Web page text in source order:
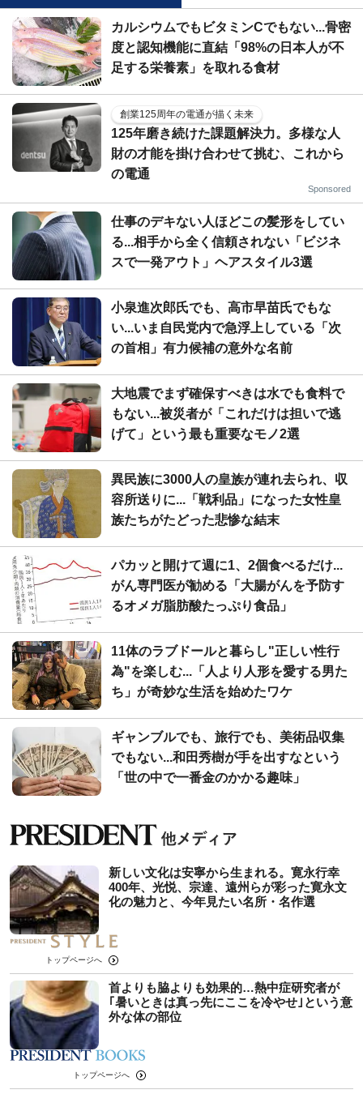
カルシウムでもビタミンCでもない...骨密
度と認知機能に直結「98%の日本人が不
足する栄養素」を取れる食材
創業125周年の電通が描く未来
125年磨き続けた課題解決力。多様な人
財の才能を掛け合わせて挑む、これから
の電通
Sponsored
仕事のデキない人ほどこの髪形をしてい
る...相手から全く信頼されない「ビジネ
スで一発アウト」ヘアスタイル3選
小泉進次郎氏でも、高市早苗氏でもな
い...いま自民党内で急浮上している「次
の首相」有力候補の意外な名前
大地震でまず確保すべきは水でも食料で
もない...被災者が「これだけは担いで逃
げて」という最も重要なモノ2選
異民族に3000人の皇族が連れ去られ、収
容所送りに...「戦利品」になった女性皇
族たちがたどった悲惨な結末
パカッと開けて週に1、2個食べるだけ...
がん専門医が勧める「大腸がんを予防す
るオメガ脂肪酸たっぷり食品」
11体のラブドールと暮らし"正しい性行
為"を楽しむ...「人より人形を愛する男た
ち」が奇妙な生活を始めたワケ
ギャンブルでも、旅行でも、美術品収集
でもない...和田秀樹が手を出すなという
「世の中で一番金のかかる趣味」
新しい文化は安寧から生まれる。寛永行幸
400年、光悦、宗達、遠州らが彩った寛永文
化の魅力と、今年見たい名所・名作選
トップページへ
首よりも脇よりも効果的…熱中症研究者が
｢暑いときは真っ先にここを冷やせ｣という意
外な体の部位
トップページへ